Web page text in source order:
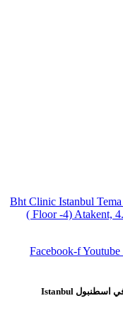
Bht Clinic Istanbul
( Floor -4) Atakent,
Facebook-fYoutube
جميع حقوق النشر محفوظة لمركز اطفال الانابيب في اسطنبول Istanbul